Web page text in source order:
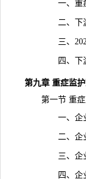
一、重症监
二、下游
三、2026-
四、下游需
第九章 重症监
第一节 重症
一、企业
二、企业
三、企业
四、企业